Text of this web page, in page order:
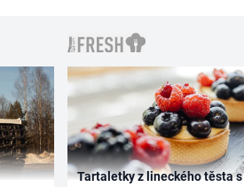
Tartaletky z lineckého těsta s